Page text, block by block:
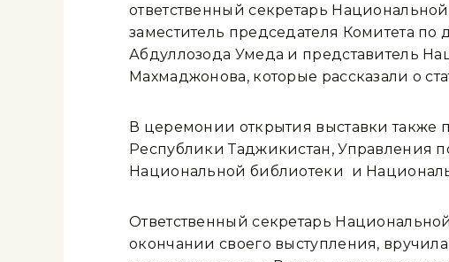
ответственный секретарь
заместитель председателя Комитета
Абдуллозода Умеда и представитель
Махмаджонова, которые рассказали о
В церемонии открытия выставки также
Республики Таджикистан, Управления
Национальной библиотеки и
Ответственный секретарь
окончании своего выступления,